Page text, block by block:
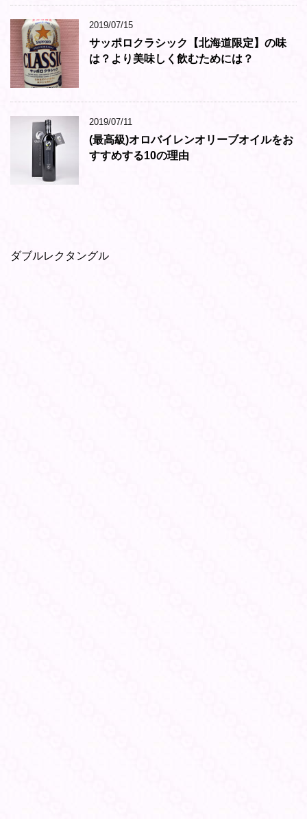
2019/07/15
サッポロクラシック【北海道限定】の味
は？より美味しく飲むためには？
2019/07/11
(最高級)オロバイレンオリーブオイルをお
すすめする10の理由
ダブルレクタングル